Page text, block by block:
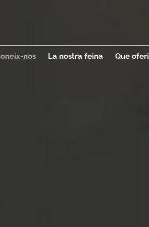
nos La nostra feina Que